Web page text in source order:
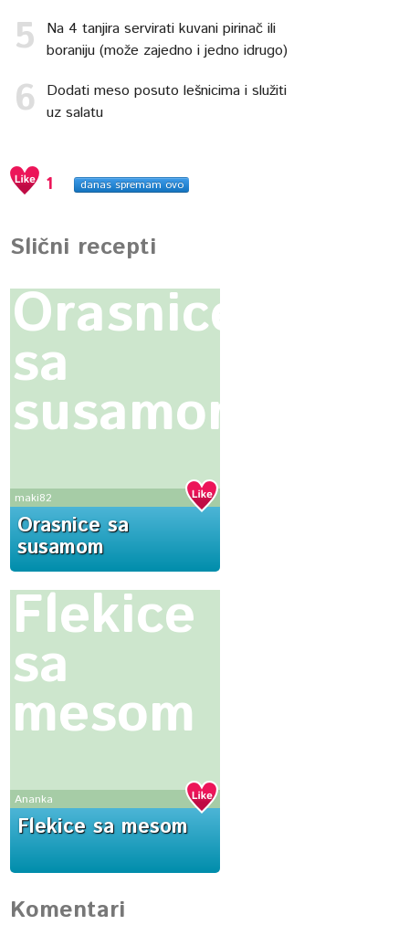
Na 4 tanjira servirati kuvani pirinač ili
boraniju (može zajedno i jedno idrugo)
Dodati meso posuto lešnicima i služiti
uz salatu
1 danas spremam ovo
Slični recepti
Orasnice
sa
susamom
maki82
Orasnice sa
susamom
Flekice
sa
mesom
Ananka
Flekice sa mesom
Komentari